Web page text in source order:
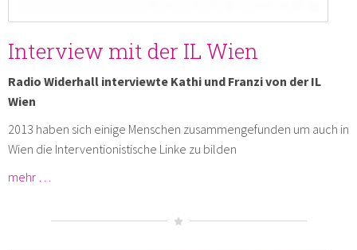
Interview mit der IL Wien
Radio Widerhall interviewte Kathi und Franzi von der IL
Wien
2013 haben sich einige Menschen zusammengefunden um auch in
Wien die Interventionistische Linke zu bilden
mehr …